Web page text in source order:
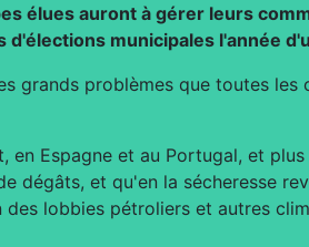
élues auront à gérer leurs
municipales l'année
grands problèmes que toutes
Espagne et au Portugal, et
dégâts, et qu'en la sécheresse
lobbies pétroliers et autres